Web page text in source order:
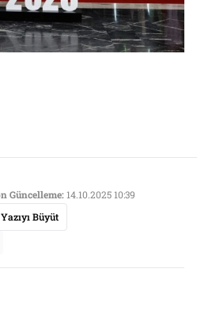
Güncelleme:14.10.2025 10:39
Yazıyı Büyüt